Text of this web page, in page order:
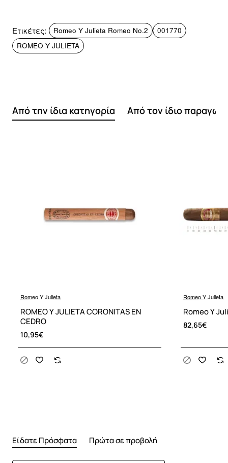
Ετικέτες: Romeo Y Julieta Romeo No.2
001770
ROMEO Y JULIETA
Από την ίδια κατηγορία Από τον ίδιο
Romeo Y Julieta
ROMEO Y JULIETA CORONITAS EN
CEDRO
10,95€
Romeo Y Julieta
Romeo Y
82,65€
Είδατε Πρόσφατα Πρώτα σε προβολή